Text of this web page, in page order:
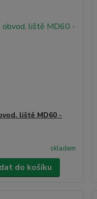
liště MD60 -
skladem
do košíku